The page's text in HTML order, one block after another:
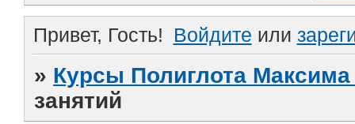
Привет, Гость! Войдите или
» Курсы Полиглота
занятий